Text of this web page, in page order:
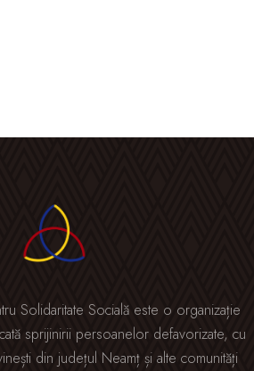
Solidaritate Socială este o organizație
sprijinirii persoanelor defavorizate, cu
din județul Neamț și alte comunități